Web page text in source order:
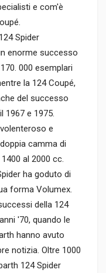
e com'è
Spider
enorme successo
000 esemplari
la 124 Coupé,
del successo
1967 e 1975.
e
camma di
al 2000 cc.
ha goduto di
forma Volumex.
della 124
'70, quando le
hanno avuto
notizia. Oltre 1000
124 Spider